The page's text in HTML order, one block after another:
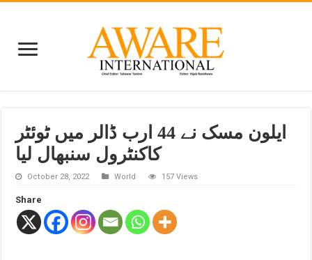
ایلون مسک نے 44 ارب ڈالر میں ٹوئٹر
کاکنٹرول سنبھال لیا
October 28, 2022 World 157 Views
Share